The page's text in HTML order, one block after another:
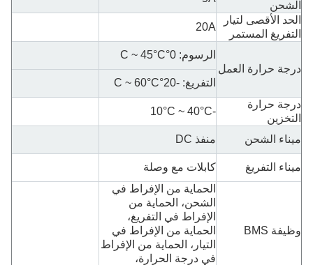
الشحن
الحد الأقصى لتيار
التفريغ المستمر
20A
درجة حرارة العمل
الرسوم: 0 °C ~ 45°C
التفريغ: -20°C ~ 60°C
درجة حرارة
التخزين
-10°C ~ 40°C
ميناء الشحن منفذ DC
ميناء التفريغ كابلات مع وصلة
وظيفة BMS
الحماية من الإفراط في
الشحن، الحماية من
الإفراط في التفريغ،
الحماية من الإفراط في
التيار، الحماية من الإفراط
في درجة الحرارة،